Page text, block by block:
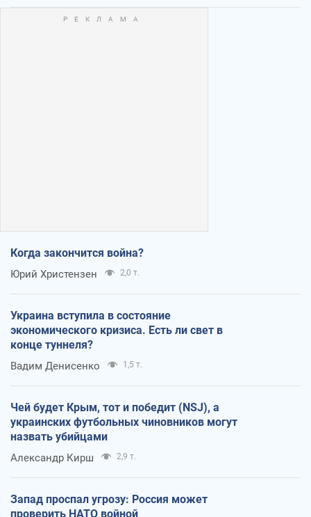
Когда закончится война?
Юрий Христензен 2,0 т.
Украина вступила в состояние
экономического кризиса. Есть ли свет в
конце туннеля?
Вадим Денисенко 1,5 т.
Чей будет Крым, тот и победит (NSJ), а
украинских футбольных чиновников могут
назвать убийцами
Александр Кирш 2,9 т.
Запад проспал угрозу: Россия может
проверить НАТО войной